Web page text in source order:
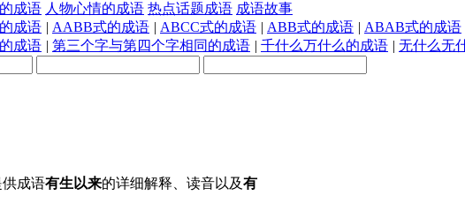
成语 人物心情的成语 热点话题成语 成语故事
成语 | AABB式的成语 | ABCC式的成语 | ABB式的成语 | ABAB式的成语
成语 | 第三个字与第四个字相同的成语 | 千什么万什么的成语 | 无什么无
成语有生以来的详细解释、读音以及有